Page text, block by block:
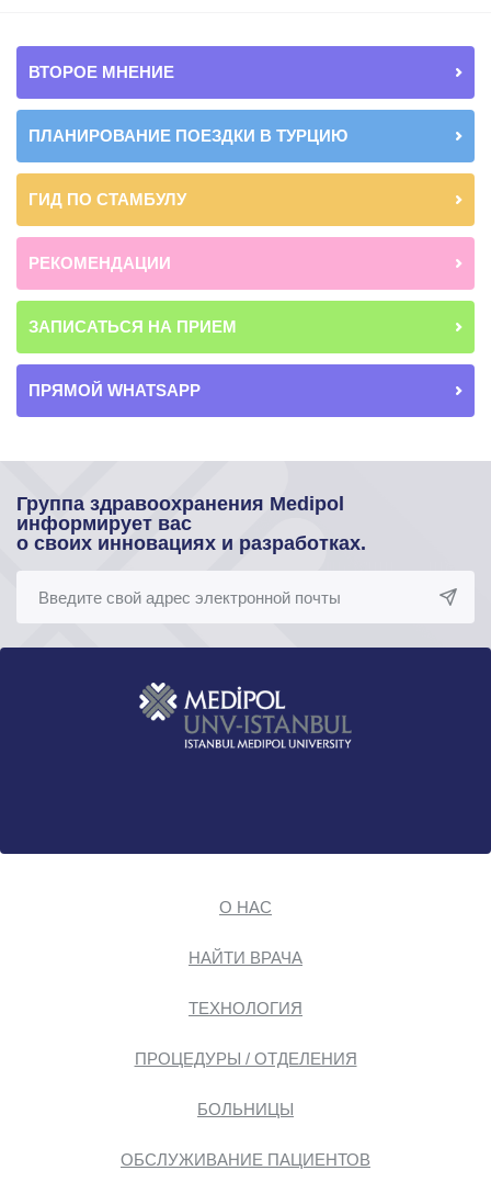
ВТОРОЕ МНЕНИЕ
ПЛАНИРОВАНИЕ ПОЕЗДКИ В ТУРЦИЮ
ГИД ПО СТАМБУЛУ
РЕКОМЕНДАЦИИ
ЗАПИСАТЬСЯ НА ПРИЕМ
ПРЯМОЙ WHATSAPP
Группа здравоохранения Medipol
информирует вас
о своих инновациях и разработках.
О НАС
НАЙТИ ВРАЧА
ТЕХНОЛОГИЯ
ПРОЦЕДУРЫ / ОТДЕЛЕНИЯ
БОЛЬНИЦЫ
ОБСЛУЖИВАНИЕ ПАЦИЕНТОВ